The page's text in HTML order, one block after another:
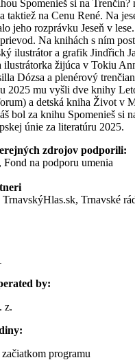
Spomenieš si na Trenčín?
taktiež na Cenu René. Na
jeho rozprávku Jeseň v
Na knihách s ním
ilustrátor a grafik Jindřich
ilustrátorka žijúca v Tokiu
Dózsa a plenérový
2025 mu vyšli dve knihy
a detská kniha Život v
bol za knihu Spomenieš si
únie za literatúru 2025.
zdrojov podporili:
Fond na podporu umenia
Trnavské
by:
z.
programu